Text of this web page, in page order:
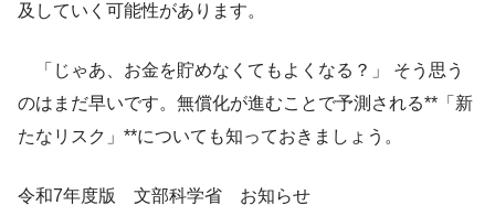
及していく可能性があります。
「じゃあ、お金を貯めなくてもよくなる？」 そう思う
のはまだ早いです。無償化が進むことで予測される**「新
たなリスク」**についても知っておきましょう。
令和7年度版 文部科学省 お知らせ